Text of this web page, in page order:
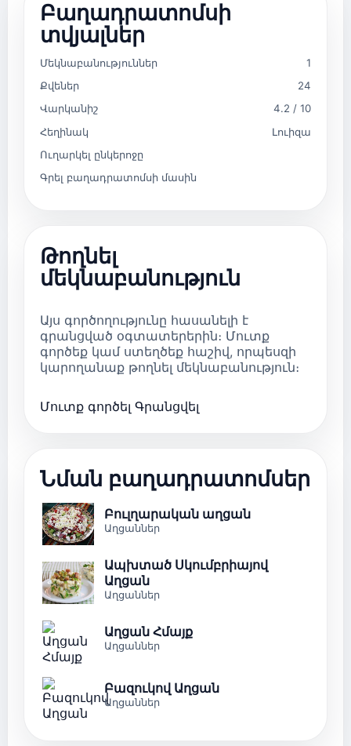
Բաղադրատոմսի
տվյալներ
Մեկնաբանություններ
1
Քվեներ
24
Վարկանիշ
4.2 / 10
Հեղինակ
Լուիզա
Ուղարկել ընկերոջը
Գրել բաղադրատոմսի մասին
Թողնել
մեկնաբանություն
Այս գործողությունը հասանելի է
գրանցված օգտատերերին։ Մուտք
գործեք կամ ստեղծեք հաշիվ, որպեսզի
կարողանաք թողնել մեկնաբանություն։
Մուտք գործել Գրանցվել
Նման բաղադրատոմսեր
Բուլղարական աղցան
Աղցաններ
Ապխտած Սկումբրիայով
Աղցան
Աղցաններ
Աղցան Հմայք
Աղցաններ
Բազուկով Աղցան
Աղցաններ